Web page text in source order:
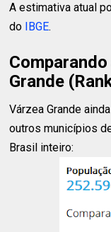
A estimativa atual
do IBGE.
Grande
Várzea Grande
outros municípios
Brasil inteiro: